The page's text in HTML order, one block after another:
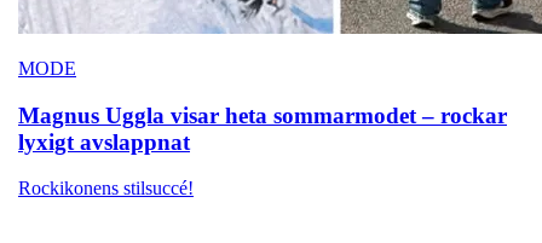
MODE
Magnus Uggla visar heta sommarmodet – rockar
lyxigt avslappnat
Rockikonens stilsuccé!